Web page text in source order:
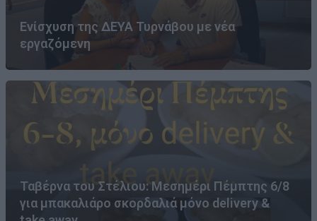
Ενίσχυση της ΔΕΥΑ Τυρνάβου με νέα
εργαζόμενη
Ταβέρνα του Στέλιου: Μεσημέρι Πέμπτης 6/8
για μπακαλιάρο σκορδαλιά μόνο delivery &